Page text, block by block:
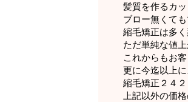
髪質を作るカ
ブロー無くて
縮毛矯正は多
ただ単純な値
これからもお
更に今迄以上
縮毛矯正２４
上記以外の価